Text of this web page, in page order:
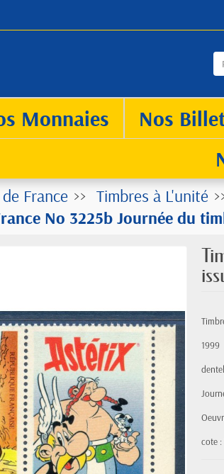
Monnaies Nos
France Timbres à L'unité
No 3225b Journée du
1999
cote :